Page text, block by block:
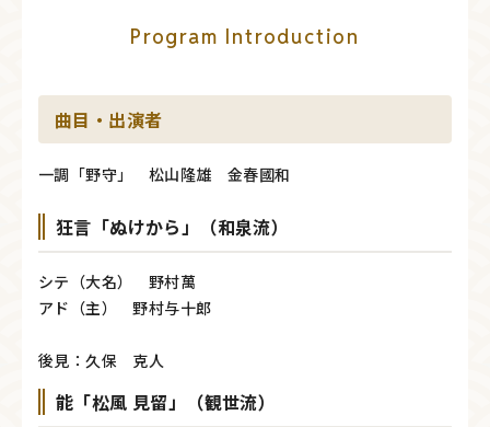
Program Introduction
曲目・出演者
一調「野守」 松山隆雄 金春國和
狂言「ぬけから」（和泉流）
シテ（大名） 野村萬
アド（主） 野村与十郎
後見：久保 克人
能「松風 見留」（観世流）